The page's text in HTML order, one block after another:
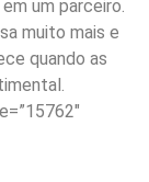
um parceiro.
muito mais e
quando as